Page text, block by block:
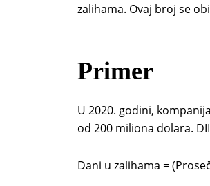
zalihama. Ovaj broj se
Primer
U 2020. godini,
od 200 miliona dolara.
Dani u zalihama =